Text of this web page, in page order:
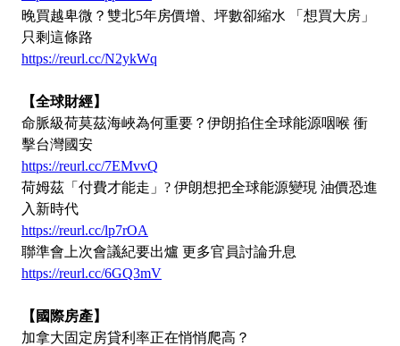
晚買越卑微？雙北5年房價增、坪數卻縮水 「想買大房」
只剩這條路
https://reurl.cc/N2ykWq
【全球財經】
命脈級荷莫茲海峽為何重要？伊朗掐住全球能源咽喉 衝
擊台灣國安
https://reurl.cc/7EMvvQ
荷姆茲「付費才能走」? 伊朗想把全球能源變現 油價恐進
入新時代
https://reurl.cc/lp7rOA
聯準會上次會議紀要出爐 更多官員討論升息
https://reurl.cc/6GQ3mV
【國際房產】
加拿大固定房貸利率正在悄悄爬高？